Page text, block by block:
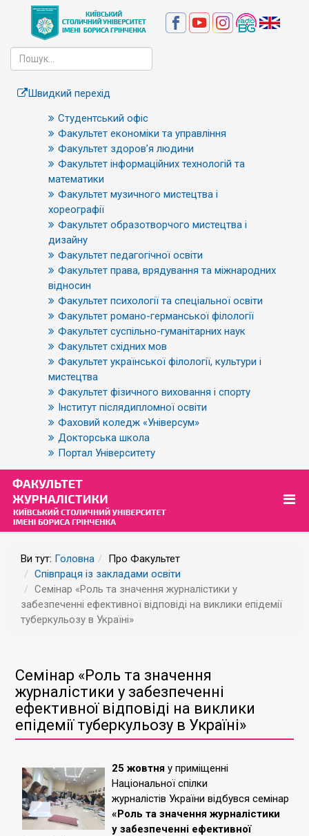
Швидкий перехід
Студентський офіс
Факультет економіки та управління
Факультет здоров’я людини
Факультет інформаційних технологій та
математики
Факультет музичного мистецтва і
хореографії
Факультет образотворчого мистецтва і
дизайну
Факультет педагогічної освіти
Факультет права, врядування та міжнародних
відносин
Факультет психології та спеціальної освіти
Факультет романо-германської філології
Факультет суспільно-гуманітарних наук
Факультет східних мов
Факультет української філології, культури і
мистецтва
Факультет фізичного виховання і спорту
Інститут післядипломної освіти
Фаховий коледж «Універсум»
Докторська школа
Портал Університету
Ви тут: Головна
Про Факультет
Співпраця із закладами освіти
Cемінар «Роль та значення журналістики у
забезпеченні ефективної відповіді на виклики епідемії
туберкульозу в Україні»
Cемінар «Роль та значення
журналістики у забезпеченні
ефективної відповіді на виклики
епідемії туберкульозу в Україні»
25 жовтня у приміщенні
Національної спілки
журналістів України відбувся семінар
«Роль та значення журналістики
у забезпеченні ефективної